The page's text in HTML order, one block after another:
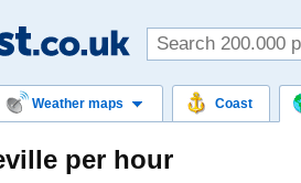
Weather maps Coast
per hour